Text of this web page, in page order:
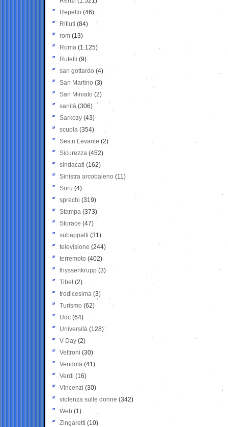
Repetto (46)
Rifiuti (84)
rom (13)
Roma (1.125)
Rutelli (9)
san gottardo (4)
San Martino (3)
San Miniato (2)
sanità (306)
Sarkozy (43)
scuola (354)
Sestri Levante (2)
Sicurezza (452)
sindacati (162)
Sinistra arcobaleno (11)
Soru (4)
sprechi (319)
Stampa (373)
Storace (47)
subappalti (31)
televisione(244)
terremoto (402)
thyssenkrupp (3)
Tibet(2)
tredicesima (3)
Turismo (62)
Udc (64)
Università (128)
V-Day (2)
Veltroni (30)
Vendola (41)
Verdi (16)
Vincenzi (30)
violenza sulle donne (342)
Web (1)
Zingaretti (10)